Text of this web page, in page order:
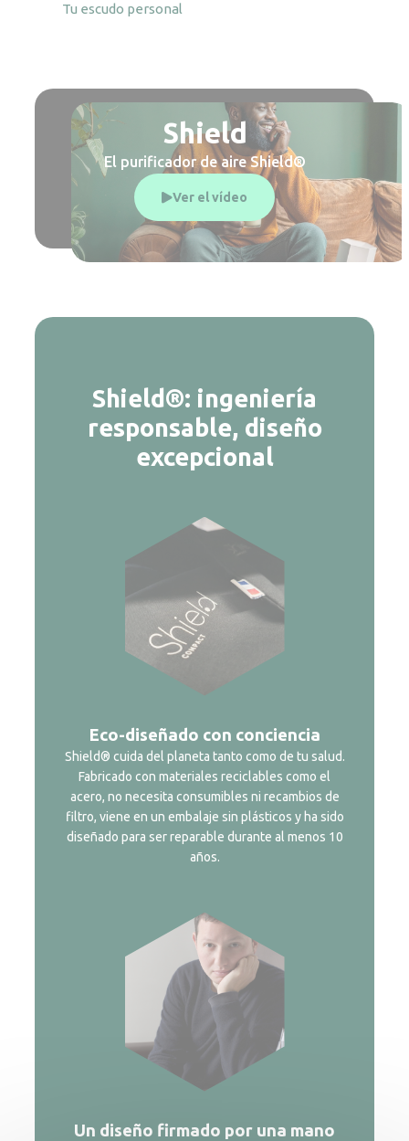
Tu escudo personal
Shield
El purificador de aire Shield®
Ver el vídeo
Shield®: ingeniería
responsable, diseño
excepcional
Eco-diseñado con conciencia
Shield® cuida del planeta tanto como de tu salud.
Fabricado con materiales reciclables como el
acero, no necesita consumibles ni recambios de
filtro, viene en un embalaje sin plásticos y ha sido
diseñado para ser reparable durante al menos 10
años.
Un diseño firmado por una mano